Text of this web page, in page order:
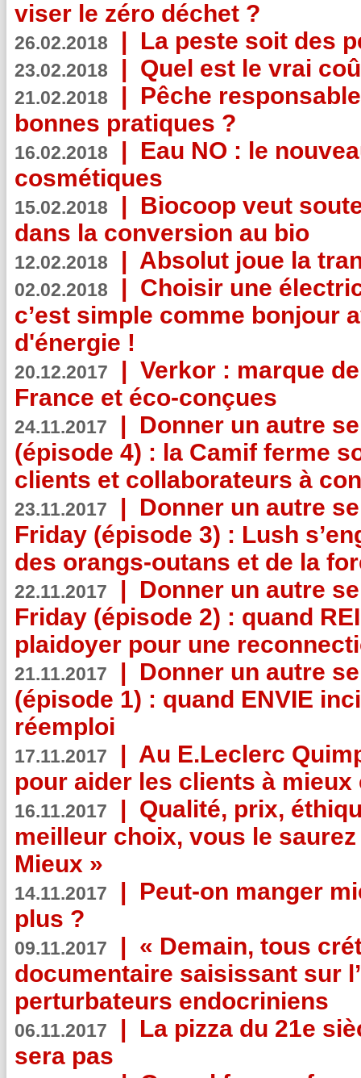
viser le zéro déchet ?
26.02.2018 | La peste soit des
23.02.2018 | Quel est le vrai
21.02.2018 | Pêche
bonnes pratiques ?
16.02.2018 | Eau NO : le
cosmétiques
15.02.2018 | Biocoop veut
dans la conversion au bio
12.02.2018 | Absolut joue la
02.02.2018 | Choisir une
c’est simple comme bonjour
d'énergie !
20.12.2017 | Verkor : marque
France et éco-conçues
24.11.2017 | Donner un autre
(épisode 4) : la Camif ferme
clients et collaborateurs à
23.11.2017 | Donner un autre
Friday (épisode 3) : Lush
des orangs-outans et de la
22.11.2017 | Donner un autre
Friday (épisode 2) : quand
plaidoyer pour une
21.11.2017 | Donner un autre
(épisode 1) : quand ENVIE
réemploi
17.11.2017 | Au E.Leclerc
pour aider les clients à
16.11.2017 | Qualité, prix,
meilleur choix, vous le
Mieux »
14.11.2017 | Peut-on manger
plus ?
09.11.2017 | « Demain, tous
documentaire saisissant sur
perturbateurs endocriniens
06.11.2017 | La pizza du 21e
sera pas